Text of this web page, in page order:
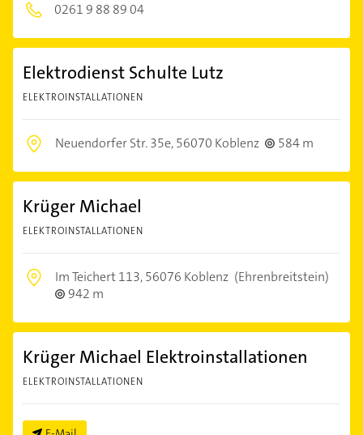
0261 9 88 89 04
Elektrodienst Schulte Lutz
ELEKTROINSTALLATIONEN
Neuendorfer Str. 35e,56070 Koblenz 584 m
Krüger Michael
ELEKTROINSTALLATIONEN
Im Teichert 113,56076 Koblenz (Ehrenbreitstein)
942 m
Krüger Michael Elektroinstallationen
ELEKTROINSTALLATIONEN